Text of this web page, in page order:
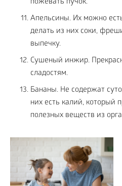
пожевать пучок.
Апельсины. Их можно
делать из них соки,
выпечку.
Сушеный инжир.
сладостям.
Бананы. Не содержат
них есть калий, который
полезных веществ из